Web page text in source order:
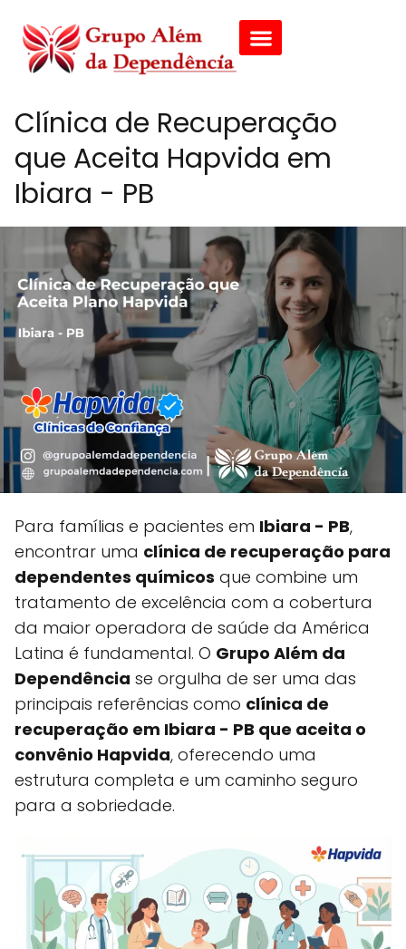
Clínica de Recuperação
que Aceita Hapvida em
Ibiara - PB
Para famílias e pacientes em Ibiara - PB,
encontrar uma clínica de recuperação para
dependentes químicos que combine um
tratamento de excelência com a cobertura
da maior operadora de saúde da América
Latina é fundamental. O Grupo Além da
Dependência se orgulha de ser uma das
principais referências como clínica de
recuperação em Ibiara - PB que aceita o
convênio Hapvida, oferecendo uma
estrutura completa e um caminho seguro
para a sobriedade.